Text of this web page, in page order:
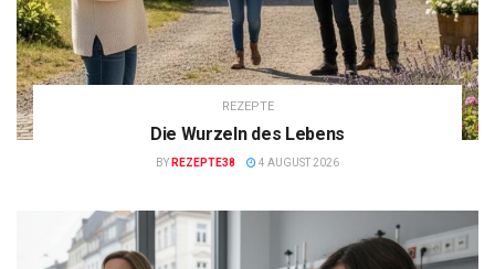
REZEPTE
Die Wurzeln des Lebens
BY REZEPTE38 4 AUGUST 2026